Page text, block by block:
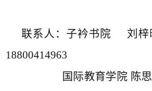
联系人：子衿书院 刘梓
18800414963
国际教育学院 陈思